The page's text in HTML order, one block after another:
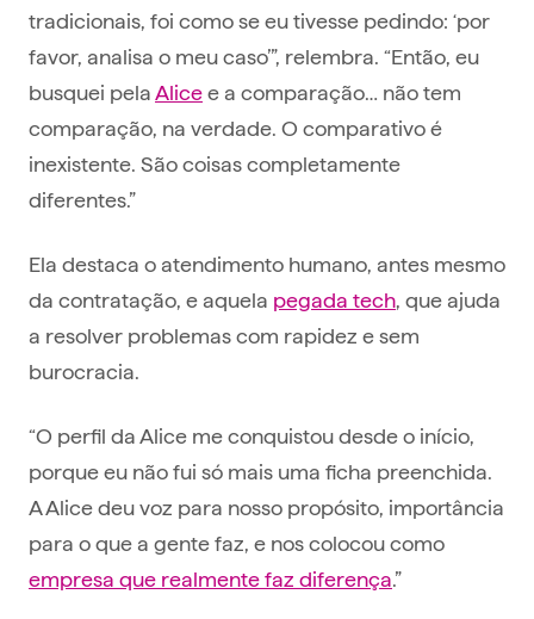
tradicionais, foi como se eu tivesse pedindo: ‘por
favor, analisa o meu caso’”, relembra. “Então, eu
busquei pelaAlicee a comparação… não tem
comparação, na verdade. O comparativo é
inexistente. São coisas completamente
diferentes.”
Ela destaca o atendimento humano, antes mesmo
da contratação, e aquela pegada tech, que ajuda
a resolver problemas com rapidez e sem
burocracia.
“O perfil da Alice me conquistou desde o início,
porque eu não fui só mais uma ficha preenchida.
A Alice deu voz para nosso propósito, importância
para o que a gente faz, e nos colocou como
empresa que realmente faz diferença.”